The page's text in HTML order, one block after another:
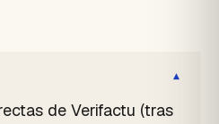
▾
de Verifactu (tras